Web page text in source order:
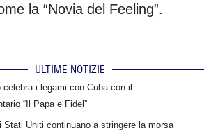
la “Novia del Feeling”.
ULTIME NOTIZIE
celebra i legami con Cuba con il
“Il Papa e Fidel”
Stati Uniti continuano a stringere la morsa